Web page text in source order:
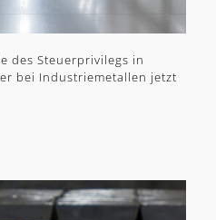
des Steuerprivilegs in
bei Industriemetallen jetzt